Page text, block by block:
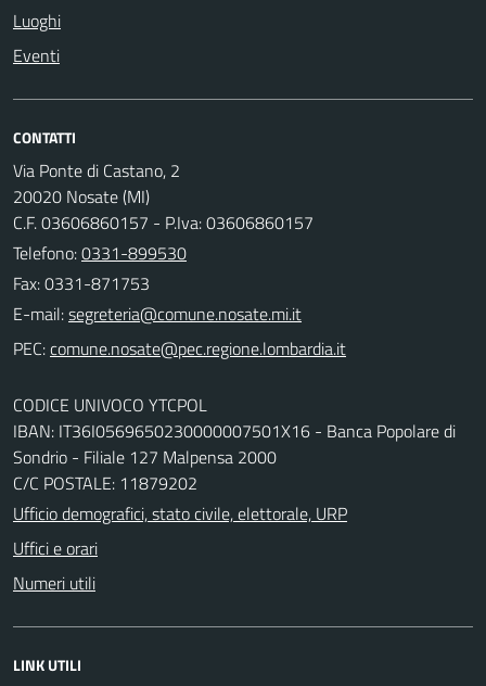
Luoghi
Eventi
CONTATTI
Via Ponte di Castano, 2
20020 Nosate (MI)
C.F. 03606860157 - P.Iva: 03606860157
Telefono:0331-899530
Fax: 0331-871753
E-mail:
PEC:
CODICE UNIVOCO YTCPOL
IBAN: IT36I0569650230000007501X16 - Banca Popolare di
Sondrio - Filiale 127 Malpensa 2000
C/C POSTALE: 11879202
Ufficio demografici, stato civile, elettorale, URP
Uffici e orari
Numeri utili
LINK UTILI